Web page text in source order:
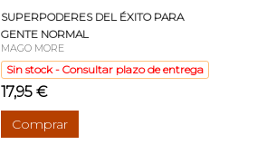
SUPERPODERES DEL ÉXITO PARA
GENTE NORMAL
MAGO MORE
Sin stock - Consultar plazo de entrega
17,95 €
Comprar